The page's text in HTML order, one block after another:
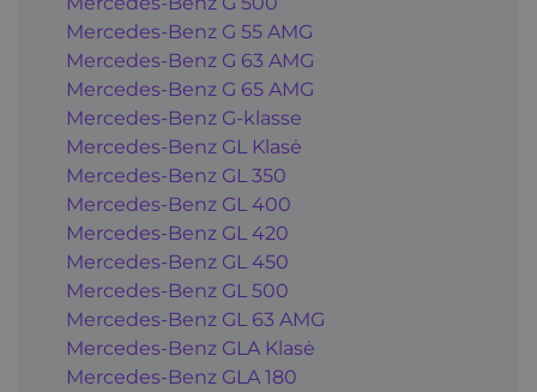
Mercedes-Benz G 55 AMG
Mercedes-Benz G 63 AMG
Mercedes-Benz G 65 AMG
Mercedes-Benz G-klasse
Mercedes-Benz GL Klasė
Mercedes-Benz GL 350
Mercedes-Benz GL 400
Mercedes-Benz GL 420
Mercedes-Benz GL 450
Mercedes-Benz GL 500
Mercedes-Benz GL 63 AMG
Mercedes-Benz GLA Klasė
Mercedes-Benz GLA 180